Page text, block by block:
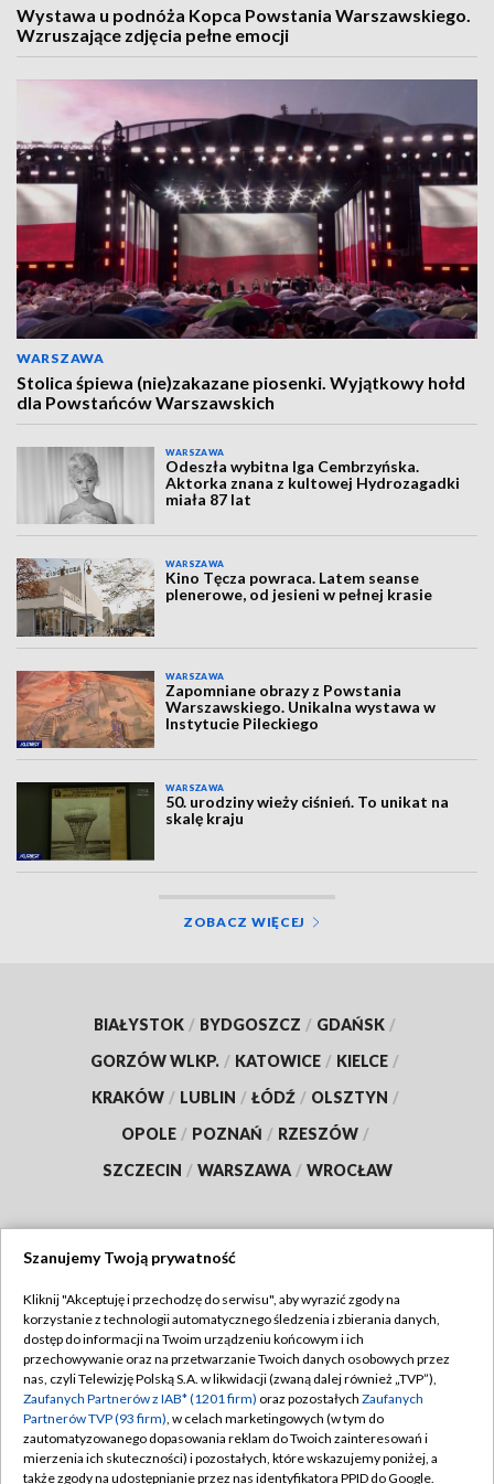
Wystawa u podnóża Kopca Powstania Warszawskiego.
Wzruszające zdjęcia pełne emocji
WARSZAWA
Stolica śpiewa (nie)zakazane piosenki. Wyjątkowy hołd
dla Powstańców Warszawskich
WARSZAWA
Odeszła wybitna Iga Cembrzyńska.
Aktorka znana z kultowej Hydrozagadki
miała 87 lat
WARSZAWA
Kino Tęcza powraca. Latem seanse
plenerowe, od jesieni w pełnej krasie
WARSZAWA
Zapomniane obrazy z Powstania
Warszawskiego. Unikalna wystawa w
Instytucie Pileckiego
WARSZAWA
50. urodziny wieży ciśnień. To unikat na
skalę kraju
ZOBACZ WIĘCEJ
BIAŁYSTOK / BYDGOSZCZ / GDAŃSK /
GORZÓW WLKP. / KATOWICE / KIELCE /
KRAKÓW / LUBLIN / ŁÓDŹ / OLSZTYN /
OPOLE / POZNAŃ / RZESZÓW /
SZCZECIN / WARSZAWA / WROCŁAW
TVP
Abonament TVP
Emisja w TVP
Centrum informacji TVP
Naziemna Telewizja Cyfrowa
Regulamin TVP
Polityka prywatności
Moje zgody
Pomoc
Szanujemy Twoją prywatność
Kliknij "Akceptuję i przechodzę do serwisu", aby wyrazić zgody na
korzystanie z technologii automatycznego śledzenia i zbierania danych,
dostęp do informacji na Twoim urządzeniu końcowym i ich
przechowywanie oraz na przetwarzanie Twoich danych osobowych przez
nas, czyli Telewizję Polską S.A. w likwidacji (zwaną dalej również „TVP”),
Zaufanych Partnerów z IAB* (1201 firm) oraz pozostałych Zaufanych
Partnerów TVP (93 firm), w celach marketingowych (w tym do
zautomatyzowanego dopasowania reklam do Twoich zainteresowań i
mierzenia ich skuteczności) i pozostałych, które wskazujemy poniżej, a
także zgody na udostępnianie przez nas identyfikatora PPID do Google.